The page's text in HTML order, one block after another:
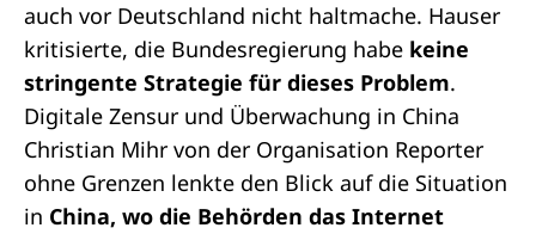
auch vor Deutschland nicht haltmache. Hauser
kritisierte, die Bundesregierung habe keine
stringente Strategie für dieses Problem.
Digitale Zensur und Überwachung in China
Christian Mihr von der Organisation Reporter
ohne Grenzen lenkte den Blick auf die Situation
in China, wo die Behörden das Internet